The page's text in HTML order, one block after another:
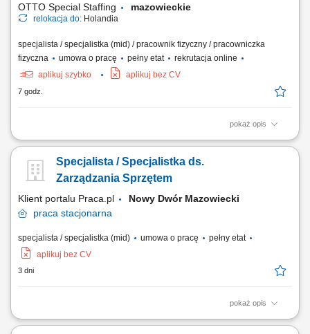
OTTO Special Staffing mazowieckie
relokacja do: Holandia
specjalista / specjalistka (mid) / pracownik fizyczny / pracowniczka
fizyczna
umowa o pracę pełny etat
rekrutacja online
aplikuj szybko
aplikuj bez CV
7 godz.
pokaż opis
Praca w firmie oznacza pracę w szybko rozwijającej się,
środowiska, w którym liczą się innowacje i rozwój. Jasne procesy i
praca zespołowa pomagają ludziom skutecznie współpracować. Masz
Specjalista / Specjalistka ds.
Zarządzania Sprzętem
Klient portalu Praca.pl
Nowy Dwór Mazowiecki
praca stacjonarna
specjalista / specjalistka (mid) umowa o pracę
pełny etat
aplikuj bez CV
3 dni
pokaż opis
Współpraca z działem inwestycji w zakresie planowania i realizacji